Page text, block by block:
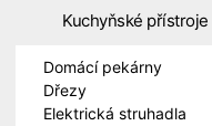
Kuchyňské přístroje
Domácí pekárny
Dřezy
Elektrická struhadla